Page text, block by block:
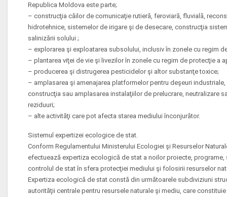
Republica Moldova este parte;
– construcţia căilor de comunicaţie rutieră, feroviară, fluvială,
hidrotehnice, sistemelor de irigare şi de desecare, construcţia
salinizării solului ;
– explorarea şi exploatarea subsolului, inclusiv în zonele cu regim
– plantarea viţei de vie şi livezilor în zonele cu regim de protecţie a
– producerea şi distrugerea pesticidelor şi altor substanţe toxice;
– amplasarea şi amenajarea platformelor pentru deşeuri
construcţia sau amplasarea instalaţiilor de prelucrare, neutralizare
reziduuri;
– alte activităţi care pot afecta starea mediului înconjurător.
Sistemul expertizei ecologice de stat.
Conform Regulamentului Ministerului Ecologiei şi Resurselor
efectuează expertiza ecologică de stat a noilor proiecte,
controlul de stat în sfera protecţiei mediului şi folosirii resurselor
Expertiza ecologică de stat constă din următoarele subdiviziuni
autorităţii centrale pentru resursele naturale şi mediu, care